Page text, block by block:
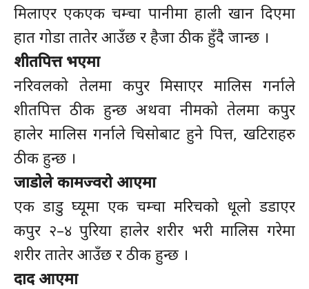
मिलाएर एकएक चम्चा पानीमा हाली खान दिएमा
हात गोडा तातेर आउँछ र हैजा ठीक हुँदै जान्छ ।
शीतपित्त भएमा
नरिवलको तेलमा कपुर मिसाएर मालिस गर्नाले
शीतपित्त ठीक हुन्छ अथवा नीमको तेलमा कपुर
हालेर मालिस गर्नाले चिसोबाट हुने पित्त, खटिराहरु
ठीक हुन्छ ।
जाडोले कामज्वरो आएमा
एक डाडु घ्यूमा एक चम्चा मरिचको धूलो डडाएर
कपुर २–४ पुरिया हालेर शरीर भरी मालिस गरेमा
शरीर तातेर आउँछ र ठीक हुन्छ ।
दाद आएमा